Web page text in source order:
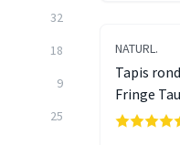
32
18
9
25
NATURL.
Tapis
Fringe